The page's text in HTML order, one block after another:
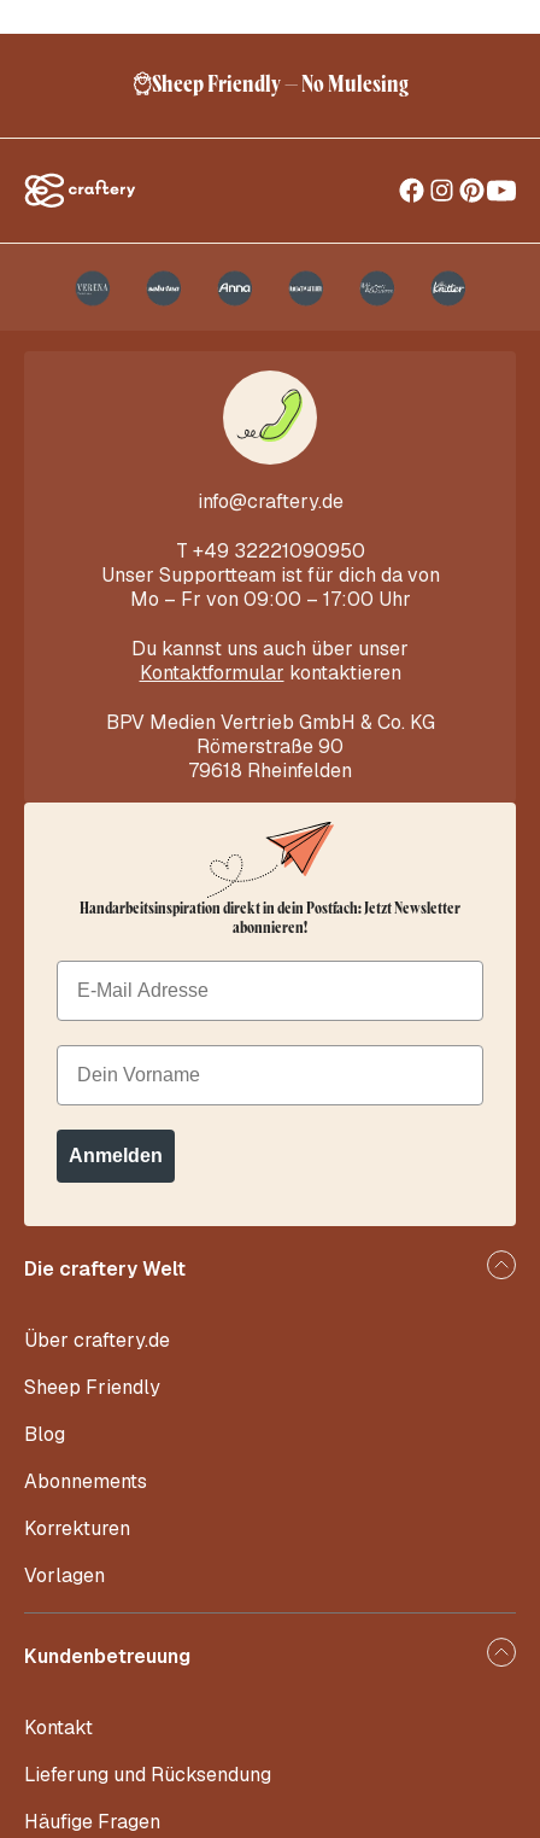
Sheep Friendly – No Mulesing
info@craftery.de
T +49 32221090950
Unser Supportteam ist für dich da von
Mo – Fr von 09:00 – 17:00 Uhr
Du kannst uns auch über unser
Kontaktformular kontaktieren
BPV Medien Vertrieb GmbH & Co. KG
Römerstraße 90
79618 Rheinfelden
Die craftery Welt
Über craftery.de
Sheep Friendly
Blog
Abonnements
Korrekturen
Vorlagen
Kundenbetreuung
Kontakt
Lieferung und Rücksendung
Häufige Fragen
Handarbeitsinspiration direkt in dein Postfach: Jetzt Newsletter
abonnieren!
Email
Dein Vorname
Anmelden